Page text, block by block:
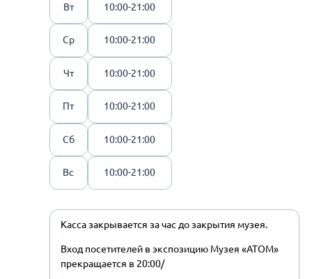
Вт 10:00-21:00
Ср 10:00-21:00
Чт 10:00-21:00
Пт 10:00-21:00
Сб 10:00-21:00
Вс 10:00-21:00
Касса закрывается за час до закрытия музея.
Вход посетителей в экспозицию Музея «АТОМ»
прекращается в 20:00/